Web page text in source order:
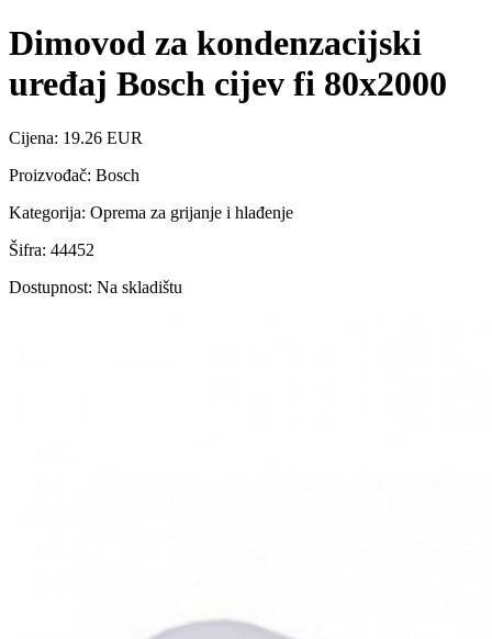
Dimovod za kondenzacijski
uređaj Bosch cijev fi 80x2000
Cijena: 19.26 EUR
Proizvođač: Bosch
Kategorija: Oprema za grijanje i hlađenje
Šifra: 44452
Dostupnost: Na skladištu